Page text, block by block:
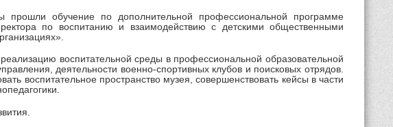
обучение по дополнительной профессиональной программе
по воспитанию и взаимодействию с детскими общественными
воспитательной среды в профессиональной образовательной
деятельности военно-спортивных клубов и поисковых отрядов.
воспитательное пространство музея, совершенствовать кейсы в части